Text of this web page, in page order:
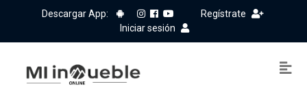
Descargar App:
Regístrate
Iniciar sesión